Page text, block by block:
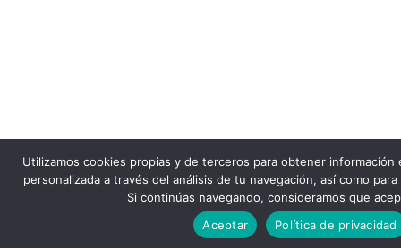
Utilizamos cookies propias y de terceros para obtener información
personalizada a través del análisis de tu navegación, así como
Si continúas navegando, consideramos que
Aceptar
Política de privacidad